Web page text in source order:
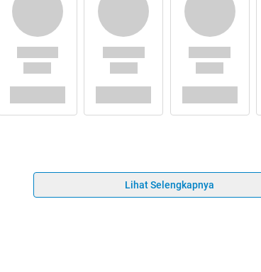
Lihat Selengkapnya